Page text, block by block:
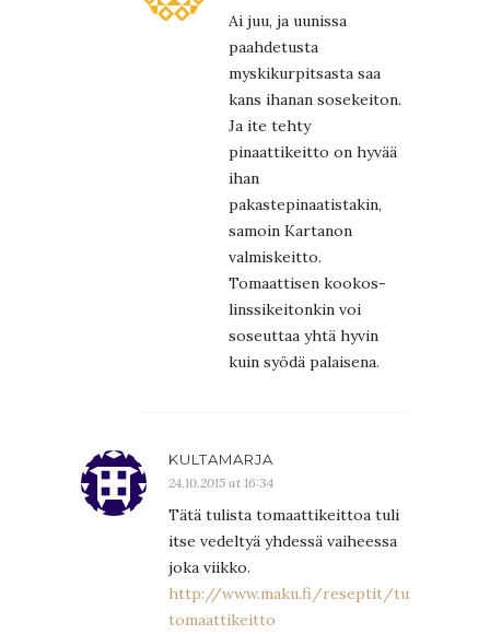
Ai juu, ja uunissa
paahdetusta
myskikurpitsasta saa
kans ihanan sosekeiton.
Ja ite tehty
pinaattikeitto on hyvää
ihan
pakastepinaatistakin,
samoin Kartanon
valmiskeitto.
Tomaattisen kookos-
linssikeitonkin voi
soseuttaa yhtä hyvin
kuin syödä palaisena.
KULTAMARJA
24.10.2015 at 16:34
Tätä tulista tomaattikeittoa tuli
itse vedeltyä yhdessä vaiheessa
joka viikko.
http://www.maku.fi/reseptit/tulinen-
tomaattikeitto